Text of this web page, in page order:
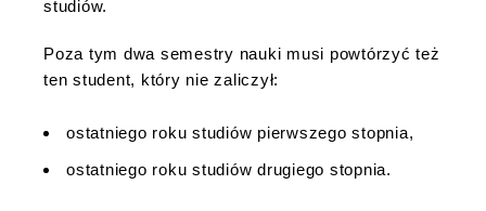
studiów.
Poza tym dwa semestry nauki musi powtórzyć też
ten student, który nie zaliczył:
ostatniego roku studiów pierwszego stopnia,
ostatniego roku studiów drugiego stopnia.